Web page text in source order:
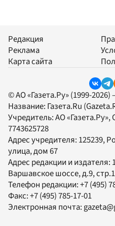
Редакция
Реклама
Карта сайта
© АО «Газета.Ру» (1999-
Название: Газета.Ru
Учредитель:АО «Газета.Ру»,
7743625728
Адрес учредителя: 125239,
улица, дом 67
Адрес редакции и издателя:
Варшавское шоссе, д.9, стр.1
Телефон редакции:+7 (495)
Факс:+7 (495) 785-17-01
Электронная почта: